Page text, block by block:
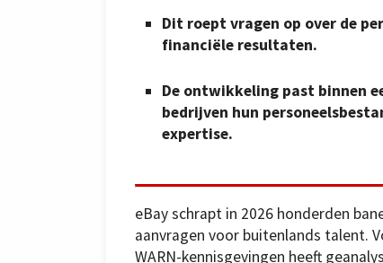
Dit roept vragen op over de
financiële resultaten.
De ontwikkeling past binnen
bedrijven hun
expertise.
eBay schrapt in 2026 honderden
aanvragen voor buitenlands talent.
WARN-kennisgevingen heeft